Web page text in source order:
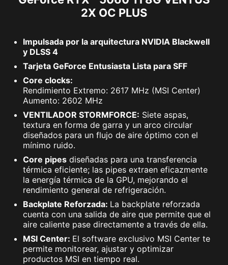
2X OC PLUS
Impulsada por la arquitectura NVIDIA Blackwell
y DLSS 4
Tarjeta GeForce Entusiasta Lista para SFF
Core clocks:
Rendimiento Extremo: 2617 MHz (MSI Center)
Aumento: 2602 MHz
VENTILADOR STORMFORCE: Siete aspas,
textura en forma de garra y un arco circular
diseñados para un flujo de aire óptimo con el
mínimo ruido.
Core pipes diseñadas para una transferencia
térmica eficiente; las pipes extraen eficazmente
la energía térmica de la GPU, mejorando el
rendimiento general de refrigeración.
Backplate Reforzada: La backplate reforzada
cuenta con una salida de aire que permite que el
aire caliente pase directamente a través de ella.
MSI Center: El software exclusivo MSI Center te
permite monitorear, ajustar y optimizar
productos MSI en tiempo real.